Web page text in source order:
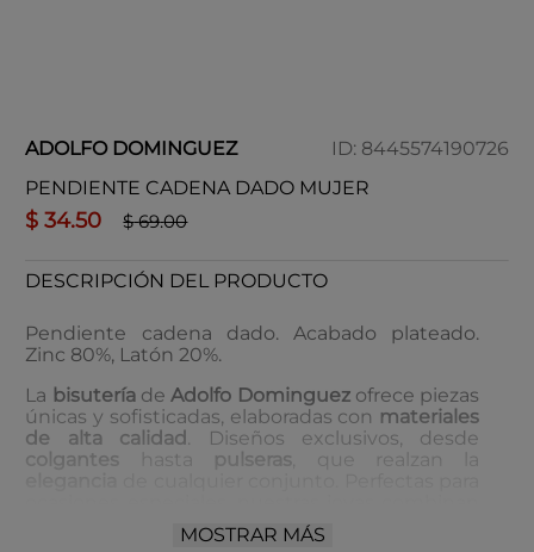
ADOLFO DOMINGUEZ ID: 8445574190726
PENDIENTE CADENA DADO MUJER
$ 34.50 $ 69.00
DESCRIPCIÓN DEL PRODUCTO
Pendiente cadena dado. Acabado plateado.
Zinc 80%, Latón 20%.
La bisuteríadeAdolfo Dominguezofrece piezas
únicas y sofisticadas, elaboradas con materiales
de alta calidad . Diseños exclusivos, desde
colgantes hasta pulseras , que realzan la
distinción.
MOSTRAR MÁS